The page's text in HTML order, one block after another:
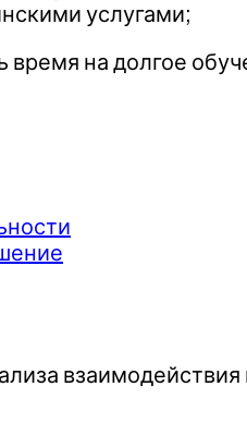
услугами;
время на долгое